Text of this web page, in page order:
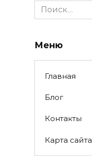
Search
for:
Меню
Главная
Блог
Контакты
Карта сайта